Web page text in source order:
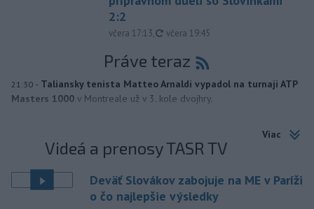
2:2
včera 17:13, aktualizované
včera 19:45
Práve teraz
21:30 - Taliansky tenista Matteo Arnaldi vypadol na turnaji ATP
Masters 1000 v Montreale už v 3. kole dvojhry.
Viac
Videá a prenosy TASR TV
Deväť Slovákov zabojuje na ME v Paríži
o čo najlepšie výsledky